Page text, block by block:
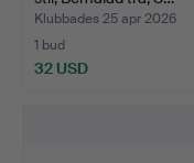
Klubbades 25 apr 2026
1 bud
32 USD